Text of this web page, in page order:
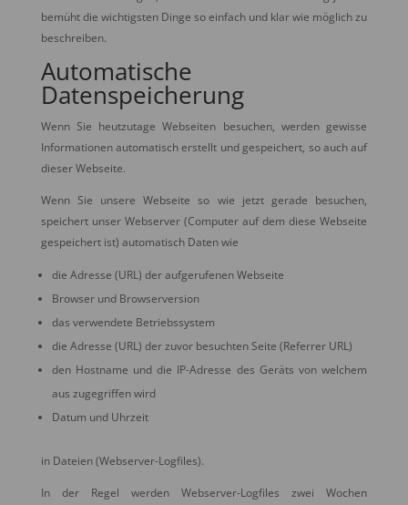
bemüht die wichtigsten Dinge so einfach und klar wie möglich zu
beschreiben.
Automatische
Datenspeicherung
Wenn Sie heutzutage Webseiten besuchen, werden gewisse
Informationen automatisch erstellt und gespeichert, so auch auf
dieser Webseite.
Wenn Sie unsere Webseite so wie jetzt gerade besuchen,
speichert unser Webserver (Computer auf dem diese Webseite
gespeichert ist) automatisch Daten wie
die Adresse (URL) der aufgerufenen Webseite
Browser und Browserversion
das verwendete Betriebssystem
die Adresse (URL) der zuvor besuchten Seite (Referrer URL)
den Hostname und die IP-Adresse des Geräts von welchem
aus zugegriffen wird
Datum und Uhrzeit
in Dateien (Webserver-Logfiles).
In der Regel werden Webserver-Logfiles zwei Wochen